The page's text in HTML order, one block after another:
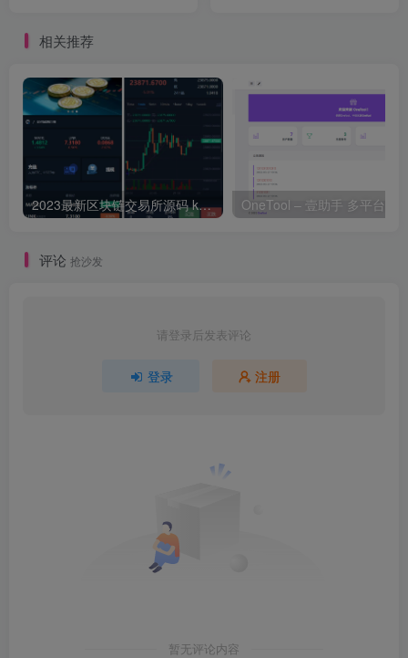
相关推荐
2023最新区块链交易所源码 k线正常 全开源带vue源码 带搭建安装教程
评论 抢沙发
请登录后发表评论
登录 注册
暂无评论内容